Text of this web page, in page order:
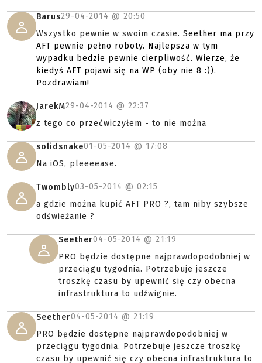
Barus29-04-2014 @ 20:50
Wszystko pewnie w swoim czasie. Seether ma przy
AFT pewnie pełno roboty. Najlepsza w tym
wypadku bedzie pewnie cierpliwość. Wierze, że
kiedyś AFT pojawi się na WP (oby nie 8 :)).
Pozdrawiam!
JarekM29-04-2014 @ 22:37
z tego co przećwiczyłem - to nie można
solidsnake01-05-2014 @ 17:08
Na iOS, pleeeease.
Twombly03-05-2014 @ 02:15
a gdzie można kupić AFT PRO ?, tam niby szybsze
odświeżanie ?
Seether04-05-2014 @ 21:19
PRO będzie dostępne najprawdopodobniej w
przeciągu tygodnia. Potrzebuje jeszcze
troszkę czasu by upewnić się czy obecna
infrastruktura to udźwignie.
Seether04-05-2014 @ 21:19
PRO będzie dostępne najprawdopodobniej w
przeciągu tygodnia. Potrzebuje jeszcze troszkę
czasu by upewnić się czy obecna infrastruktura to